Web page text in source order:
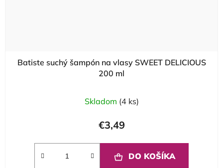
Batiste suchý šampón na vlasy SWEET DELICIOUS
200 ml
Skladom (4 ks)
€3,49
DO KOŠÍKA